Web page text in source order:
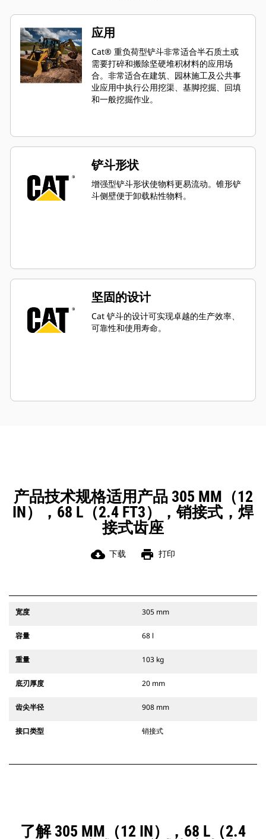
应用
Cat® 重负荷型铲斗非常适合半石质土或
需要打碎和搬除坚硬堆积材料的应用场
合。非常适合在建筑、园林施工及公共事
业应用中执行公用挖渠、基脚挖掘、回填
和一般挖掘作业。
铲斗形状
增强型铲斗形状使物料更易流动。锥形铲
斗侧壁便于卸载粘性物料。
坚固的设计
Cat 铲斗的设计可实现卓越的生产效率、
可靠性和使用寿命。
产品技术规格适用产品 305 MM（12
IN），68 L（2.4 FT3），销接式，焊
接式齿座
cloud_download 下载 print 打印
宽度 305 mm
容量 68 l
重量 103 kg
底刃厚度 20 mm
齿尖半径 908 mm
接口类型 销接式
了解 305 MM（12 IN），68 L（2.4